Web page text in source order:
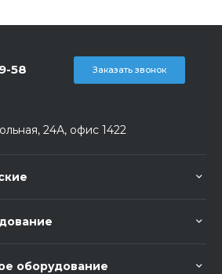
58 Заказать звонок
24А, офис 1422
оборудование